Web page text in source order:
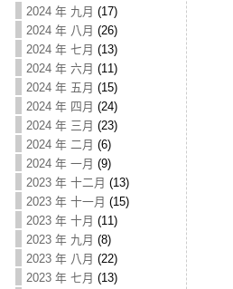
2024 年 九月 (17)
2024 年 八月 (26)
2024 年 七月 (13)
2024 年 六月 (11)
2024 年 五月 (15)
2024 年 四月 (24)
2024 年 三月 (23)
2024 年 二月 (6)
2024 年 一月 (9)
2023 年 十二月 (13)
2023 年 十一月 (15)
2023 年 十月 (11)
2023 年 九月 (8)
2023 年 八月 (22)
2023 年 七月 (13)